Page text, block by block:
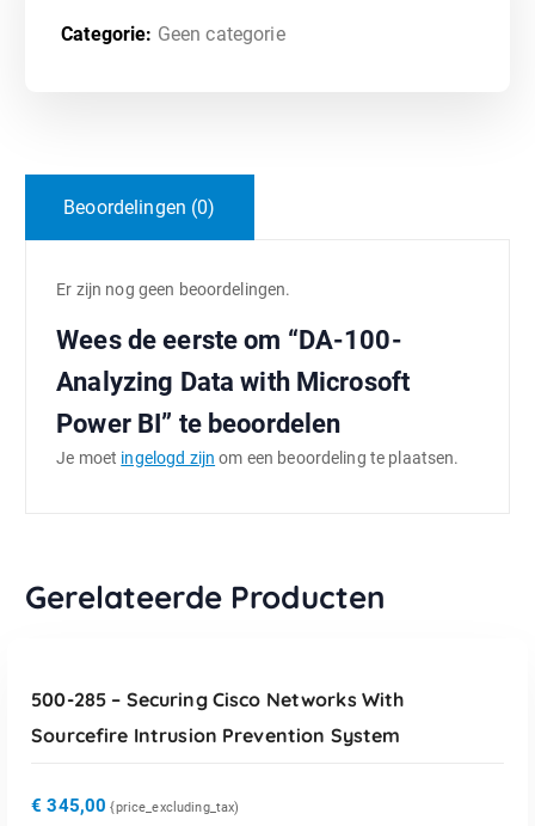
Categorie: Geen categorie
Beoordelingen (0)
Er zijn nog geen beoordelingen.
Wees de eerste om “DA-100-
Analyzing Data with Microsoft
Power BI” te beoordelen
Je moet ingelogd zijn om een beoordeling te plaatsen.
Gerelateerde Producten
500-285 – Securing Cisco Networks With
Sourcefire Intrusion Prevention System
€ 345,00 {price_excluding_tax)